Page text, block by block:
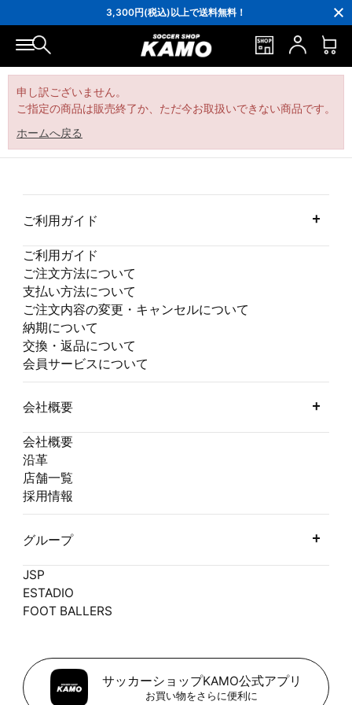
3,300円(税込)以上で送料無料！
ポイント還元率5％！プレミア会員は7％
会員の方にはお誕生月に「10％OFFクーポン」プレゼント！
16,000円(税込)以上でシューズケースプレゼント！
3,300円(税込)以上で送料無料！
申し訳ございません。
ご指定の商品は販売終了か、ただ今お取扱いできない商品です。
ホームへ戻る
ご利用ガイド
ご利用ガイド
ご注文方法について
支払い方法について
ご注文内容の変更・キャンセルについて
納期について
交換・返品について
会員サービスについて
会社概要
会社概要
沿革
店舗一覧
採用情報
グループ
JSP
ESTADIO
FOOT BALLERS
サッカーショップKAMO公式アプリ
お買い物をさらに便利に